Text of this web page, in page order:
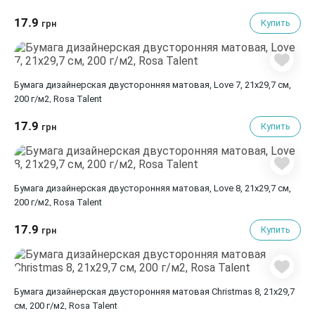
17.9 грн Купить
Бумага дизайнерская двусторонняя матовая, Love 7, 21х29,7 см,
200 г/м2, Rosa Talent
17.9 грн Купить
Бумага дизайнерская двусторонняя матовая, Love 8, 21х29,7 см,
200 г/м2, Rosa Talent
17.9 грн Купить
Бумага дизайнерская двусторонняя матовая Christmas 8, 21х29,7
см, 200 г/м2, Rosa Talent